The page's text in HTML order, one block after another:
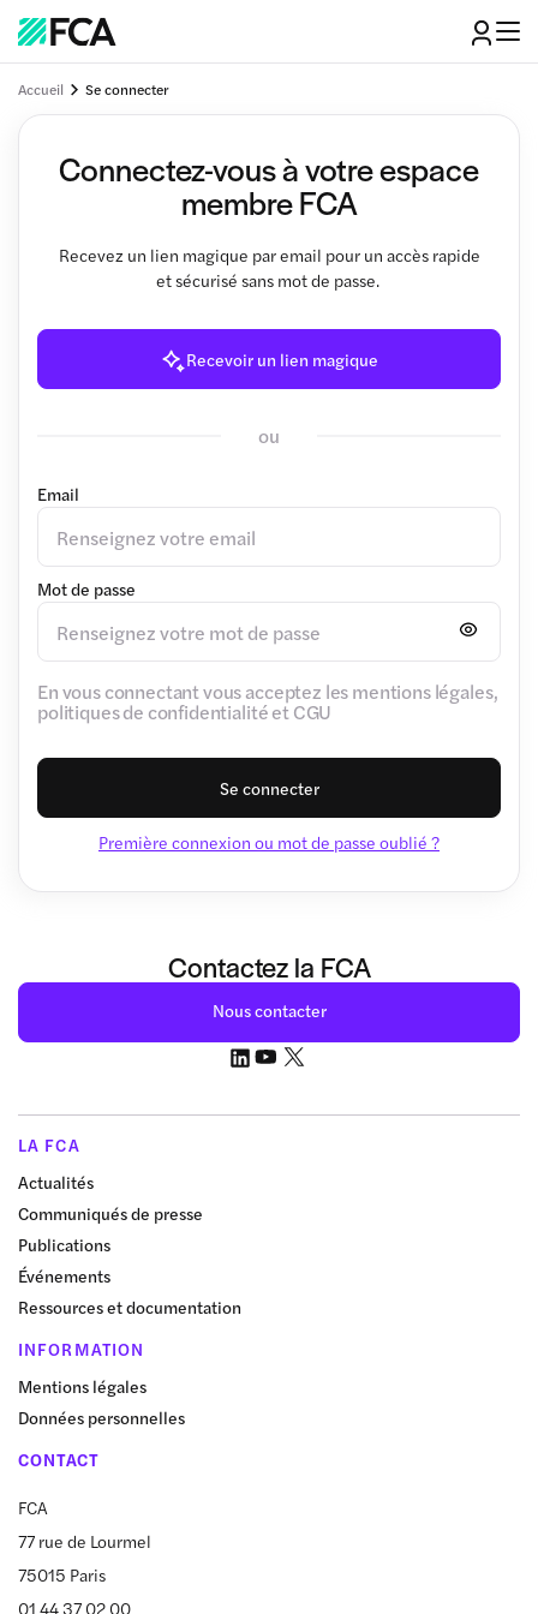
Accueil Se connecter
Connectez-vous à votre espace
membre FCA
Recevez un lien magique par email pour un accès rapide
et sécurisé sans mot de passe.
Recevoir un lien magique
ou
Email
Mot de passe
En vous connectant vous acceptez les mentions légales,
politiques de confidentialité et CGU
Se connecter
Première connexion ou mot de passe oublié ?
Contactez la FCA
Nous contacter
LA FCA
Actualités
Communiqués de presse
Publications
Événements
Ressources et documentation
INFORMATION
Mentions légales
Données personnelles
CONTACT
FCA
77 rue de Lourmel
75015 Paris
01 44 37 02 00